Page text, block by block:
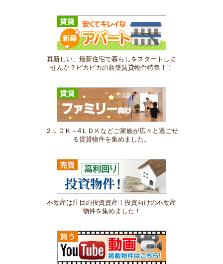
真新しい、最新住宅で暮らしをスタートしま
せんか？ピカピカの新築賃貸物件特集！！
２ＬＤＫ～4ＬＤＫなどご家族が広々と過ごせ
る賃貸物件を集めました。
不動産は注目の投資資産！投資向けの不動産
物件を集めました！